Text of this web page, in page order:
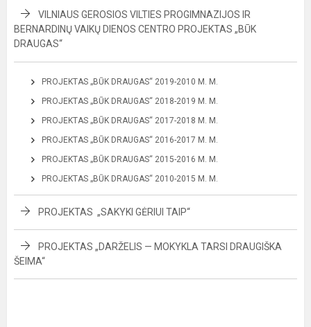
VILNIAUS GEROSIOS VILTIES PROGIMNAZIJOS IR
BERNARDINŲ VAIKŲ DIENOS CENTRO PROJEKTAS „BŪK
DRAUGAS“
PROJEKTAS „BŪK DRAUGAS“ 2019-2010 M. M.
PROJEKTAS „BŪK DRAUGAS“ 2018-2019 M. M.
PROJEKTAS „BŪK DRAUGAS“ 2017-2018 M. M.
PROJEKTAS „BŪK DRAUGAS“ 2016-2017 M. M.
PROJEKTAS „BŪK DRAUGAS“ 2015-2016 M. M.
PROJEKTAS „BŪK DRAUGAS“ 2010-2015 M. M.
PROJEKTAS „SAKYKI GĖRIUI TAIP“
PROJEKTAS „DARŽELIS — MOKYKLA TARSI DRAUGIŠKA
ŠEIMA“